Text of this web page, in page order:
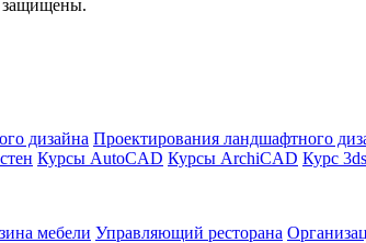
защищены.
дизайна Проектирования ландшафтного
Курсы AutoCAD Курсы ArchiCAD Курс
мебели Управляющий ресторана